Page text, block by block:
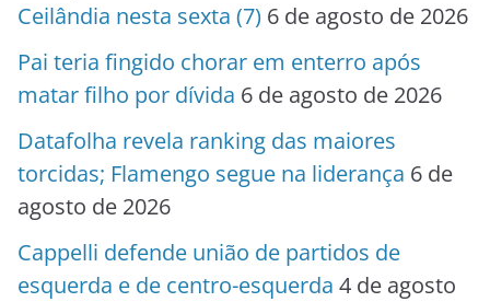
Ceilândia nesta sexta (7) 6 de agosto de 2026
Pai teria fingido chorar em enterro após
matar filho por dívida 6 de agosto de 2026
Datafolha revela ranking das maiores
torcidas; Flamengo segue na liderança 6 de
agosto de 2026
Cappelli defende união de partidos de
esquerda e de centro-esquerda 4 de agosto